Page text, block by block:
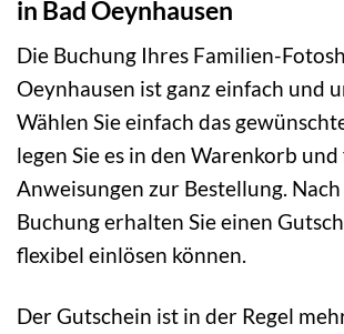
in Bad Oeynhausen
Die Buchung Ihres Familien-
Oeynhausen ist ganz einfach und
Wählen Sie einfach das
legen Sie es in den Warenkorb und
Anweisungen zur Bestellung.
Buchung erhalten Sie einen
flexibel einlösen können.
Der Gutschein ist in der Regel